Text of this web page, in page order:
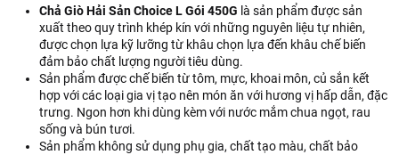
Chả Giò Hải Sản Choice L Gói 450G là sản phẩm được sản
xuất theo quy trình khép kín với những nguyên liệu tự nhiên,
được chọn lựa kỹ lưỡng từ khâu chọn lựa đến khâu chế biến
đảm bảo chất lượng người tiêu dùng.
Sản phẩm được chế biến từ tôm, mực, khoai môn, củ sắn kết
hợp với các loại gia vị tạo nên món ăn với hương vị hấp dẫn, đặc
trưng. Ngon hơn khi dùng kèm với nước mắm chua ngọt, rau
sống và bún tươi.
Sản phẩm không sử dụng phụ gia, chất tạo màu, chất bảo